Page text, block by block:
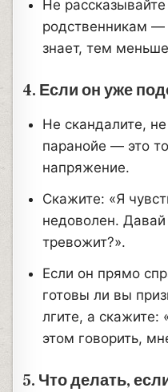
Не
родственникам
знает, тем
4. Если он уже
Не скандалите,
паранойе — это
напряжение.
Скажите: «Я
недоволен.
тревожит?».
Если он прямо
готовы ли вы
лгите, а скажите:
этом говорить,
5. Что делать,